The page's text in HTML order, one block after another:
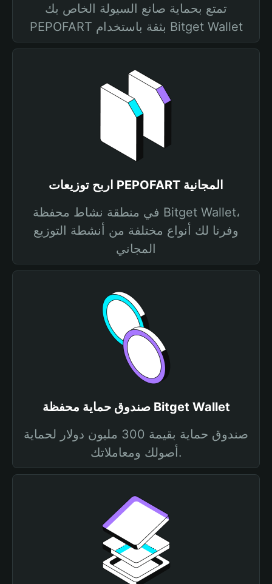
تمتع بحماية صانع السيولة الخاص بك
PEPOFART بثقة باستخدام Bitget Wallet
اربح توزيعات PEPOFART المجانية
في منطقة نشاط محفظة Bitget Wallet،
وفرنا لك أنواع مختلفة من أنشطة التوزيع
المجاني
صندوق حماية محفظة Bitget Wallet
صندوق حماية بقيمة 300 مليون دولار لحماية
أصولك ومعاملاتك.